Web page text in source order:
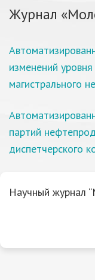
Журнал
изменений
магистрального
партий
диспетчерского
Научный журнал